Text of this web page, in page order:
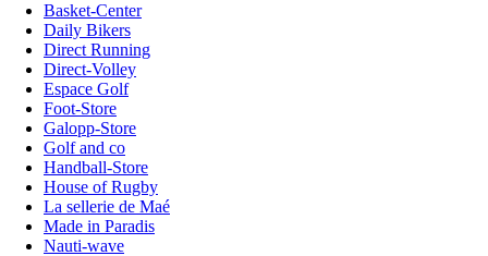
Basket-Center
Daily Bikers
Direct Running
Direct-Volley
Espace Golf
Foot-Store
Galopp-Store
Golf and co
Handball-Store
House of Rugby
La sellerie de Maé
Made in Paradis
Nauti-wave